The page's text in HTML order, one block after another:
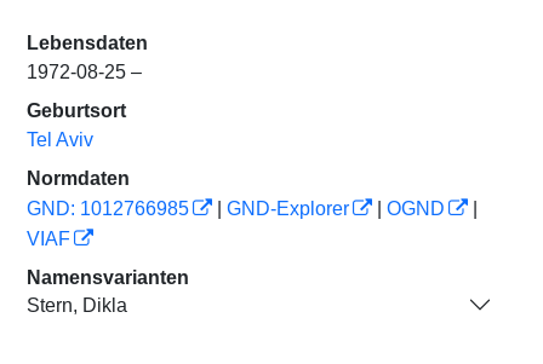
Lebensdaten
1972-08-25 –
Geburtsort
Tel Aviv
Normdaten
GND: 1012766985
GND-Explorer OGND
VIAF
Namensvarianten
Stern, Dikla